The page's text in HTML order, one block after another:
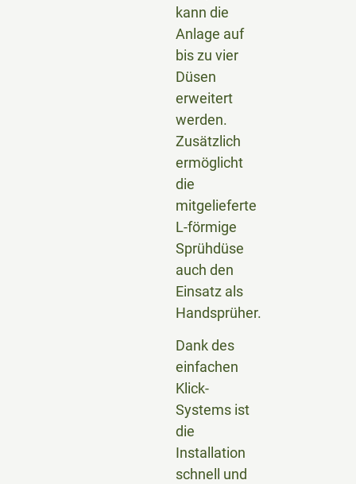
kann die
Anlage auf
bis zu vier
Düsen
erweitert
werden.
Zusätzlich
ermöglicht
die
mitgelieferte
L-förmige
Sprühdüse
auch den
Einsatz als
Handsprüher.
Dank des
einfachen
Klick-
Systems ist
die
Installation
schnell und